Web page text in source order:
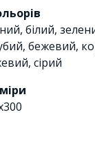
,білий,
,бежевий,
,сірий